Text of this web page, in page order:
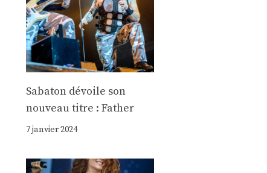
Sabaton dévoile son
nouveau titre : Father
7 janvier 2024